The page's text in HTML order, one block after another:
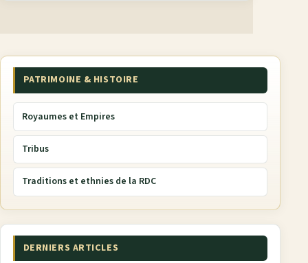
PATRIMOINE & HISTOIRE
Royaumes et Empires
Tribus
Traditions et ethnies de la RDC
DERNIERS ARTICLES